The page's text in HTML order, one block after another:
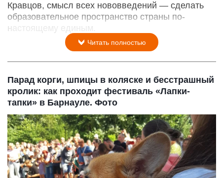
Кравцов, смысл всех нововведений — сделать
образовательное пространство страны по-
настоящему единым.
Читать полностью
Парад корги, шпицы в коляске и бесстрашный
кролик: как проходит фестиваль «Лапки-
тапки» в Барнауле. Фото